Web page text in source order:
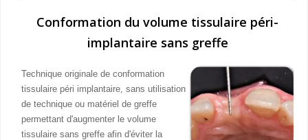
Conformation du volume tissulaire péri-
implantaire sans greffe
Technique originale de conformation
tissulaire péri implantaire, sans utilisation
de technique ou matériel de greffe
permettant d'augmenter le volume
tissulaire sans greffe afin d'éviter la